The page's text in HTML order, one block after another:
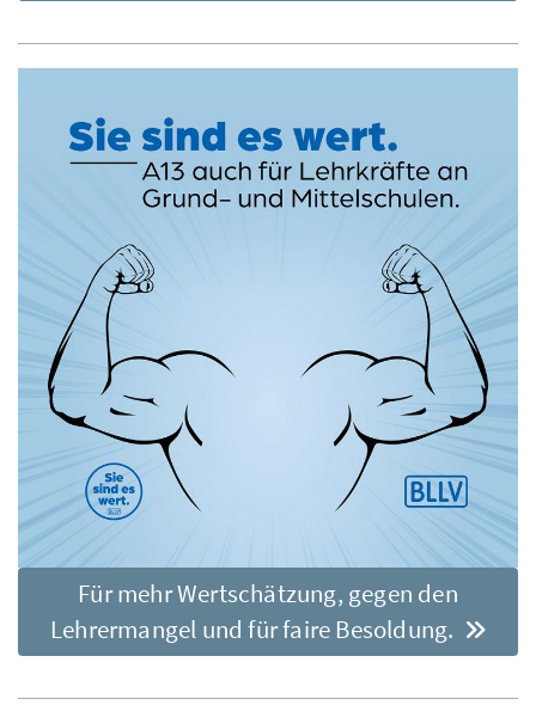
Für mehr Wertschätzung, gegen den
Lehrermangel und für faire Besoldung.